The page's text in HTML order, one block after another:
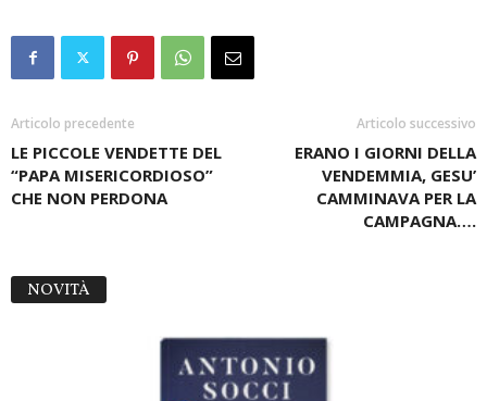
Articolo precedente
LE PICCOLE VENDETTE DEL
“PAPA MISERICORDIOSO”
CHE NON PERDONA
Articolo successivo
ERANO I GIORNI DELLA
VENDEMMIA, GESU’
CAMMINAVA PER LA
CAMPAGNA….
NOVITÀ